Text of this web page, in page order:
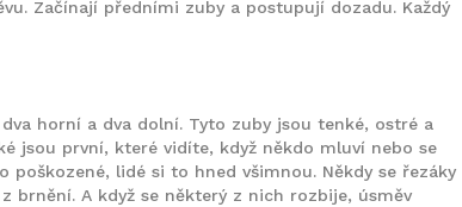
Začínají předními zuby a postupují dozadu. Každý
horní a dva dolní. Tyto zuby jsou tenké, ostré a
jsou první, které vidíte, když někdo mluví nebo se
poškozené, lidé si to hned všimnou. Někdy se řezáky
brnění. A když se některý z nich rozbije, úsměv